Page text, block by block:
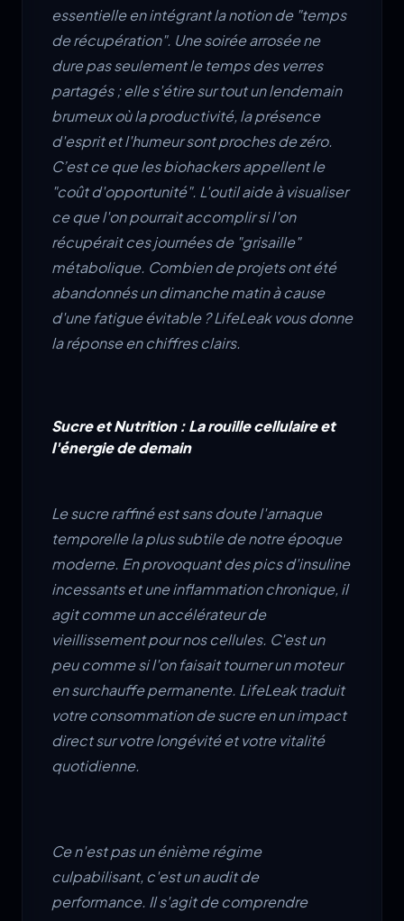
essentielle en intégrant la notion de "temps
de récupération". Une soirée arrosée ne
dure pas seulement le temps des verres
partagés ; elle s'étire sur tout un lendemain
brumeux où la productivité, la présence
d'esprit et l'humeur sont proches de zéro.
C’est ce que les biohackers appellent le
"coût d'opportunité". L'outil aide à visualiser
ce que l'on pourrait accomplir si l'on
récupérait ces journées de "grisaille"
métabolique. Combien de projets ont été
abandonnés un dimanche matin à cause
d'une fatigue évitable ? LifeLeak vous donne
la réponse en chiffres clairs.
Sucre et Nutrition : La rouille cellulaire et
l'énergie de demain
Le sucre raffiné est sans doute l'arnaque
temporelle la plus subtile de notre époque
moderne. En provoquant des pics d'insuline
incessants et une inflammation chronique, il
agit comme un accélérateur de
vieillissement pour nos cellules. C'est un
peu comme si l'on faisait tourner un moteur
en surchauffe permanente. LifeLeak traduit
votre consommation de sucre en un impact
direct sur votre longévité et votre vitalité
quotidienne.
Ce n'est pas un énième régime
culpabilisant, c'est un audit de
performance. Il s'agit de comprendre